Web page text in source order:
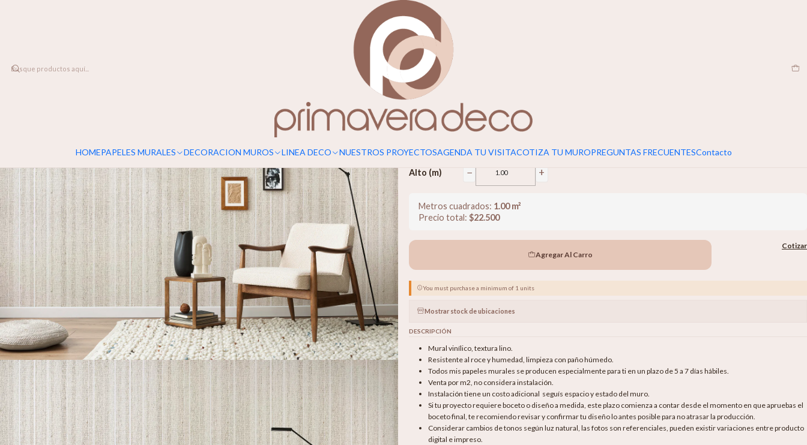
HOMEPAPELES MURALES DECORACION MUROS LINEA DECO NUESTROS PROYECTOSAGENDA TU VISITACOTIZA TU MUROPREGUNTAS FRECUENTESContacto
Para un calce perfecto, considerar sumar 5cm extra al ancho y alto de tu muro
Lino Natural
$22.500
Alto (m) − +
Metros cuadrados: 1.00m²
Precio total: $22.500
Agregar Al Carro
Cotizar
You must purchase a minimum of 1 units
Mostrar stock de ubicaciones
DESCRIPCIÓN
Mural vinílico, textura lino.
Resistente al roce y humedad, limpieza con paño húmedo.
Todos mis papeles murales se producen especialmente para ti en un plazo de 5 a 7 días hábiles.
Venta por m2, no considera instalación.
Instalación tiene un costo adicional seguís espacio y estado del muro.
Si tu proyecto requiere boceto o diseño a medida, este plazo comienza a contar desde el momento en que apruebas el
boceto final, te recomiendo revisar y confirmar tu diseño lo antes posible para no atrasar la producción.
Considerar cambios de tonos según luz natural, las fotos son referenciales, pueden existir variaciones entre producto
digital e impreso.